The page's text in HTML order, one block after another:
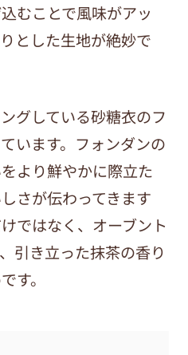
むことで風味がアッ
とした生地が絶妙で
グしている砂糖衣のフ
います。フォンダンの
より鮮やかに際立た
さが伝わってきます
ではなく、オーブント
引き立った抹茶の香り
す。